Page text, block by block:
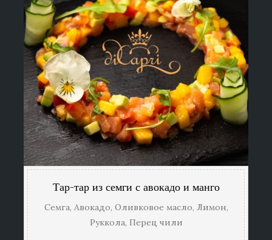
Тар-тар из семги с авокадо и манго
Cемга, Авокадо, Оливковое масло, Лимон,
Руккола, Перец чили